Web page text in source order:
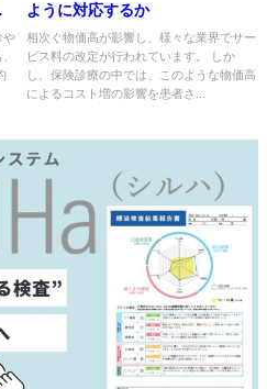
や
ように対応するか
相次ぐ物価高が影響し、様々な業界でサー
ビス料の改定が行われています。 しか
し、保険診療の中では、このような物価高
によるコスト増の影響を患者さ...